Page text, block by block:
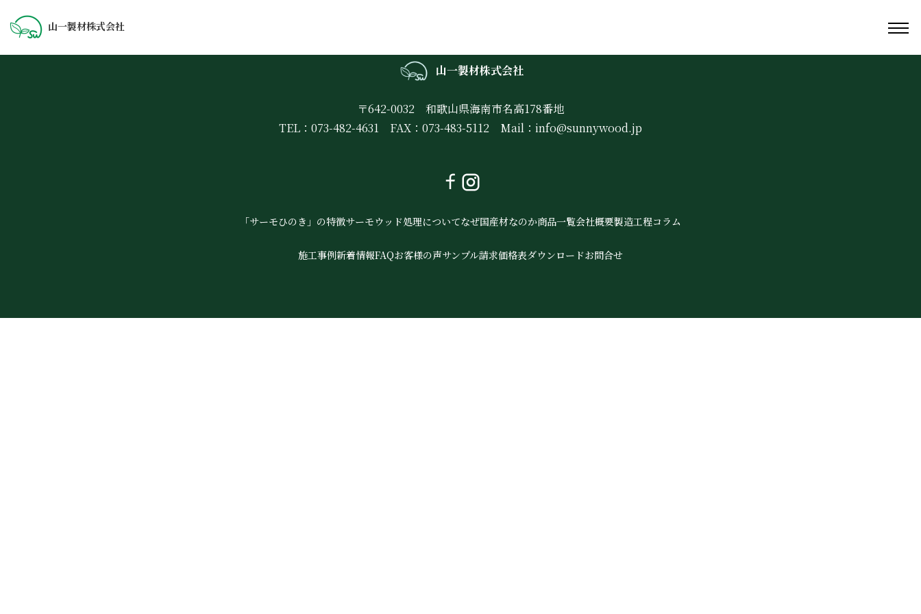
山一製材株式会社
山一製材株式会社
〒642-0032 和歌山県海南市名高178番地
TEL：073-482-4631
FAX：073-483-5112 Mail： info@sunnywood.jp
「サーモひのき」の特徴サーモウッド処理についてなぜ国産材なのか商品一覧会社概要製造工程コラム
施工事例新着情報FAQお客様の声サンプル請求価格表ダウンロードお問合せ